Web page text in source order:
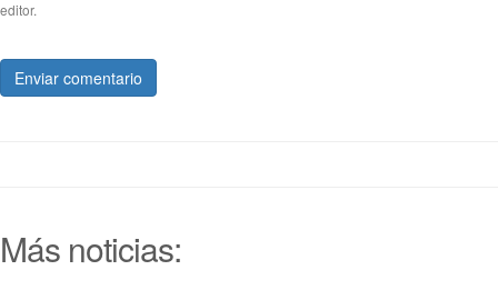
editor.
Enviar comentario
Más noticias: